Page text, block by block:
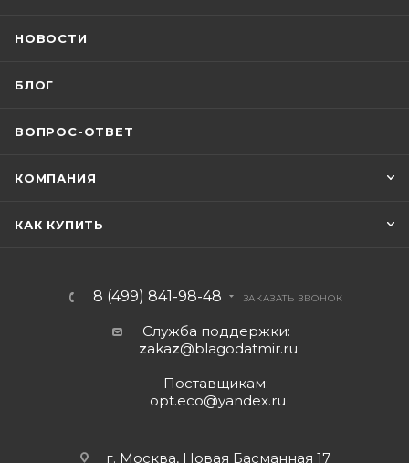
НОВОСТИ
БЛОГ
ВОПРОС-ОТВЕТ
КОМПАНИЯ
КАК КУПИТЬ
8 (499) 841-98-48 ЗАКАЗАТЬ ЗВОНОК
Служба поддержки:
zakaz@blagodatmir.ru
Поставщикам:
opt.eco@yandex.ru
г. Москва, Новая Басманная 17